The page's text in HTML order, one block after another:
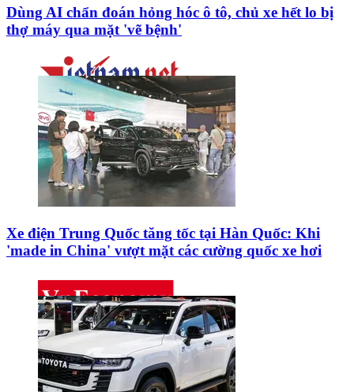
Dùng AI chẩn đoán hỏng hóc ô tô, chủ xe hết lo bị
thợ máy qua mặt 'vẽ bệnh'
Xe điện Trung Quốc tăng tốc tại Hàn Quốc: Khi
'made in China' vượt mặt các cường quốc xe hơi